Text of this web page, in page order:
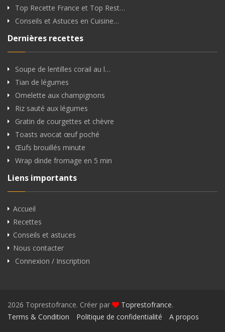
Top Recette France et Top Rest…
Conseils et Astuces en Cuisine…
Dernières recettes
Soupe de lentilles corail au l…
Tian de légumes
Omelette aux champignons
Riz sauté aux légumes
Gratin de courgettes et chèvre
Toasts avocat œuf poché
Œufs brouillés minute
Wrap dinde fromage en 5 min
Liens importants
Accueil
Recettes
Conseils et astuces
Nous contacter
Connexion / Inscription
2026 Toprestofrance. Créer par Toprestofrance.
Terms & Condition
Politique de confidentialité A propos